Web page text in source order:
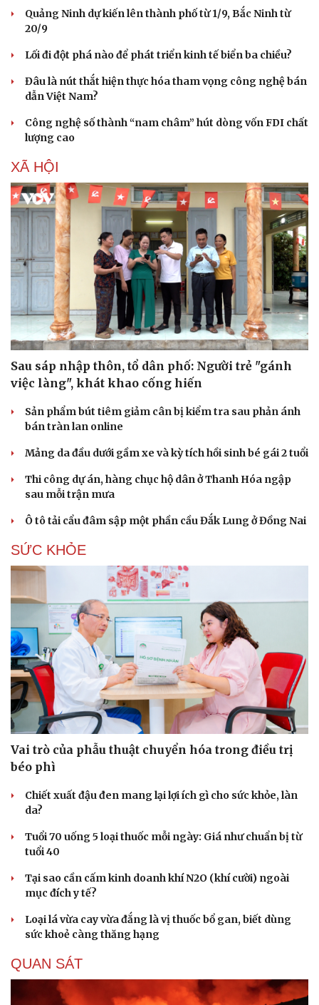
Du lịch
Săn Tour
Podcast
Câu chuyện thời sự
Đọc truyện đêm khuya
Cửa sổ tình yêu
Kể chuyện cho bé
Hạt giống tâm hồn
Quảng Ninh dự kiến lên thành phố từ 1/9, Bắc Ninh từ
20/9
Lối đi đột phá nào để phát triển kinh tế biển ba chiều?
Đâu là nút thắt hiện thực hóa tham vọng công nghệ bán
dẫn Việt Nam?
Công nghệ số thành “nam châm” hút dòng vốn FDI chất
lượng cao
XÃ HỘI
Sau sáp nhập thôn, tổ dân phố: Người trẻ "gánh
việc làng", khát khao cống hiến
Sản phẩm bút tiêm giảm cân bị kiểm tra sau phản ánh
bán tràn lan online
Mảng da đầu dưới gầm xe và kỳ tích hồi sinh bé gái 2 tuổi
Thi công dự án, hàng chục hộ dân ở Thanh Hóa ngập
sau mỗi trận mưa
Ô tô tải cẩu đâm sập một phần cầu Đắk Lung ở Đồng Nai
SỨC KHỎE
Vai trò của phẫu thuật chuyển hóa trong điều trị
béo phì
Chiết xuất đậu đen mang lại lợi ích gì cho sức khỏe, làn
da?
Tuổi 70 uống 5 loại thuốc mỗi ngày: Giá như chuẩn bị từ
tuổi 40
Tại sao cần cấm kinh doanh khí N2O (khí cười) ngoài
mục đích y tế?
Loại lá vừa cay vừa đắng là vị thuốc bổ gan, biết dùng
sức khoẻ càng thăng hạng
QUAN SÁT